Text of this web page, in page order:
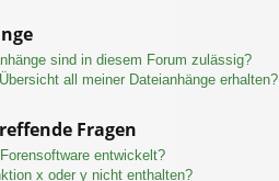
sind in diesem Forum zulässig?
all meiner Dateianhänge erhalten?
Fragen
entwickelt?
x oder y nicht enthalten?